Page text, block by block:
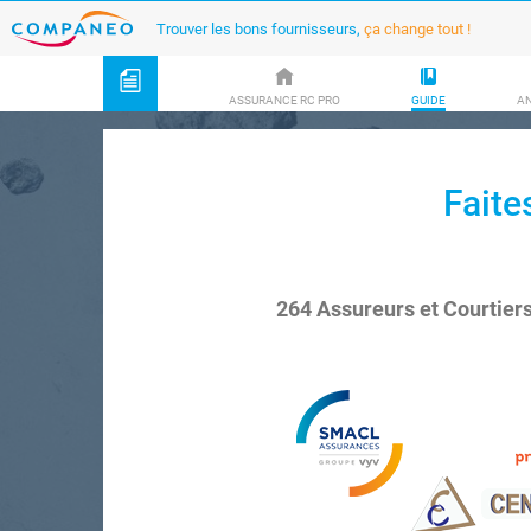
Trouver les bons fournisseurs, ça change tout !
ASSURANCE RC PRO GUIDE
264 Assureurs et